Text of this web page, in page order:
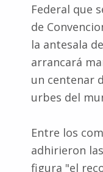
Federal que
de
la antesala
arrancará
un centenar
urbes del
Entre los
adhirieron
figura "el